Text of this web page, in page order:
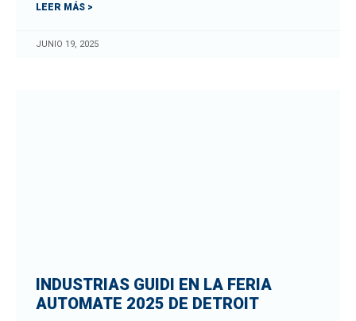
LEER MÁS >
JUNIO 19, 2025
INDUSTRIAS GUIDI EN LA FERIA
AUTOMATE 2025 DE DETROIT